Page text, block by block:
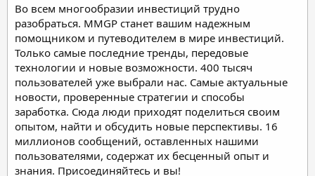
Во всем многообразии инвестиций трудно
разобраться. MMGP станет вашим надежным
помощником и путеводителем в мире инвестиций.
Только самые последние тренды, передовые
технологии и новые возможности. 400 тысяч
пользователей уже выбрали нас. Самые актуальные
новости, проверенные стратегии и способы
заработка. Сюда люди приходят поделиться своим
опытом, найти и обсудить новые перспективы. 16
миллионов сообщений, оставленных нашими
пользователями, содержат их бесценный опыт и
знания. Присоединяйтесь и вы!